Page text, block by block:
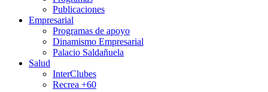
Publicaciones
Empresarial
Programas de apoyo
Dinamismo Empresarial
Palacio Saldañuela
Salud
InterClubes
Recrea +60